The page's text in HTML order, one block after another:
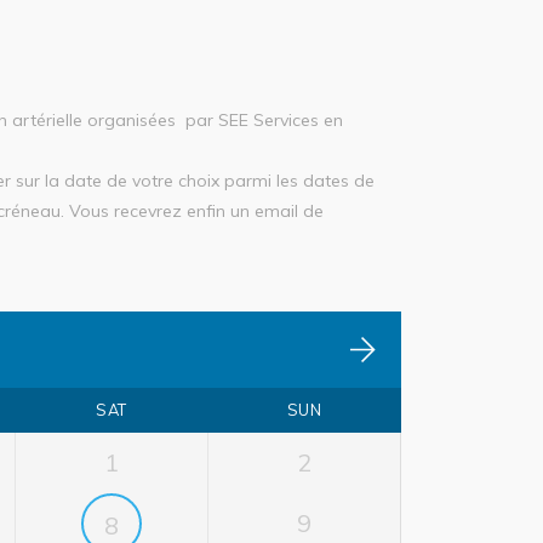
artérielle organisées par SEE Services en
sur la date de votre choix parmi les dates de
Vous recevrez enfin un email de
SAT SUN
1 2
8 9